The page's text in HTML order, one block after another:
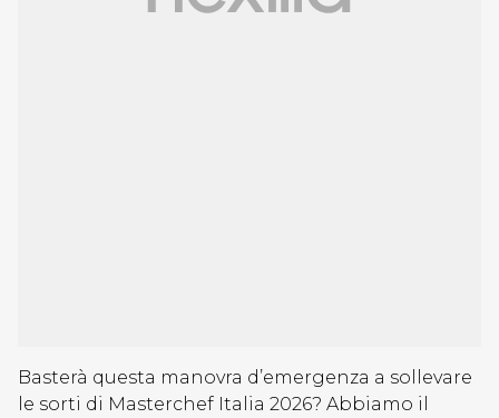
Basterà questa manovra d’emergenza a sollevare
le sorti di Masterchef Italia 2026? Abbiamo il